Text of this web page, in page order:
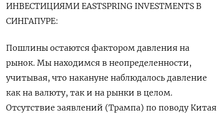
ИНВЕСТИЦИЯМИ EASTSPRING INVESTMENTS В
СИНГАПУРЕ:
Пошлины остаются фактором давления на
рынок. Мы находимся в неопределенности,
учитывая, что накануне наблюдалось давление
как на валюту, так и на рынки в целом.
Отсутствие заявлений (Трампа) по поводу Китая